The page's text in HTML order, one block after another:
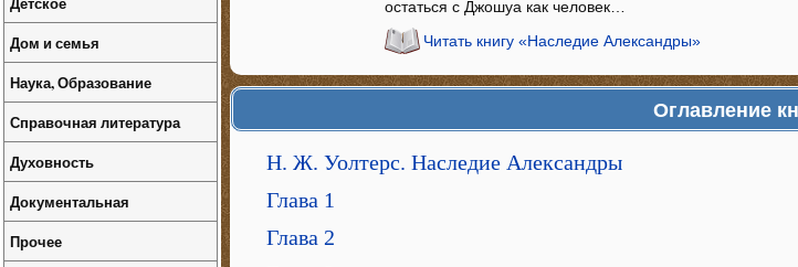
остаться с Джошуа как человек…
Читать книгу «Наследие Александры»
Оглавление
Н. Ж. Уолтерс. Наследие Александры
Глава 1
Глава 2
Дом и семья
Наука, Образование
Справочная литература
Духовность
Документальная
Прочее